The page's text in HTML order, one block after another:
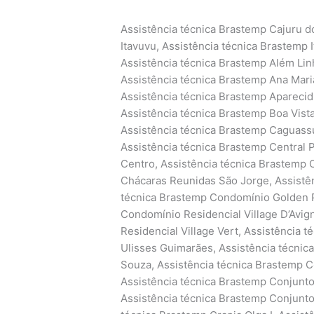
Assistência técnica Brastemp Cajuru do Sul, Éden, Assistência técnica Brastemp Habiteto Itavuvu, Assistência técnica Brastemp Itinga, Assistência técnica Brastemp bom jesus, Assistência técnica Brastemp Além Linha, Assistência técnica Brastemp Além Ponte, Assistência técnica Brastemp Ana Maria, Assistência técnica Brastemp Aparecida, Assistência técnica Brastemp Aparecidinha, Assistência técnica Brastemp Vossoroca, Assistência técnica Brastemp Boa Vista, Assistência técnica Brastemp Brigadeiro Tobias, Assistência técnica Brastemp Caguassu, Assistência técnica Brastemp Caputera, Assistência técnica Brastemp Central Parque Sorocaba, Assistência técnica Brastemp Centro, Assistência técnica Brastemp Chácara Três Marias, Assistência técnica Brastemp Chácaras Reunidas São Jorge, Assistência técnica Brastemp Cidade Jardim, Assistência técnica Brastemp Condomínio Golden Park Residence, Assistência técnica Brastemp Condomínio Residencial Village D’Avignon, Assistência técnica Brastemp Condomínio Residencial Village Vert, Assistência técnica Brastemp Conjunto Habitacional Doutor Ulisses Guimarães, Assistência técnica Brastemp Conjunto Habitacional Herbert de Souza, Assistência técnica Brastemp Conjunto Habitacional Júlio de Mesquita Filho, Assistência técnica Brastemp Conjunto Habitacional Professor Benedicto Cleto, Assistência técnica Brastemp Conjunto Residencial Jardim Villagio Torino, Assistência técnica Brastemp Granja Olga I, Assistência técnica Brastemp Granja Olga II, Assistência técnica Brastemp Granja Olga III, Assistência técnica Brastemp Habiteto – Ana Paula Eleutério, Assistência técnica Brastemp Horto Florestal, Assistência técnica Brastemp Ibiti Royal Park, Assistência técnica Brastemp Inhayba, Assistência técnica Brastemp Ipanema das Pedras, Assistência técnica Brastemp Ipanema do Meio, Assistência técnica Brastemp Ipanema Ville, Assistência técnica Brastemp Ipatinga, Assistência técnica Brastemp Ipiranga, Assistência técnica Brastemp Iporanga, Assistência técnica Brastemp Itavuvu, Assistência técnica Brastemp Jardim Abaeté, Assistência técnica Brastemp Jardim Abatiá, Assistência técnica Brastemp Jardim Aeroporto, Assistência técnica Brastemp Jardim Alegria, Assistência técnica Brastemp Jardim Alpes de Sorocaba, Assistência técnica Brastemp Jardim Altos do Itavuvu, Assistência técnica Brastemp Jardim Alvorada, Assistência técnica Brastemp Jardim Amalia, Assistência técnica Brastemp Jardim América, Assistência técnica Brastemp Jardim Americano, Assistência técnica Brastemp Jardim Ana Maria, Assistência técnica Brastemp Jardim Astro, Assistência técnica Brastemp Jardim Atílio Silvano, Assistência técnica Brastemp Jardim Avore Pilungo, Assistência técnica Brastemp Jardim Bandeirantes, Assistência técnica Brastemp Jardim Bertanha, Assistência técnica Brastemp Jardim Betânia, Assistência técnica Brastemp Jardim Boa Esperança, Assistência técnica Brastemp Jardim Bonsucesso, Assistência técnica Brastemp Jardim Botucatu, Assistência técnica Brastemp Jardim Brasilândia, Assistência técnica Brastemp Jardim Califórnia, Assistência técnica Brastemp Jardim Camila, Assistência técnica Brastemp Jardim Campos do Conde II, Assistência técnica Brastemp Jardim Capitão, Assistência técnica Brastemp Jardim Carolina, Assistência técnica Brastemp Jardim Casa Branca, Assistência técnica Brastemp Jardim Celeste, Assistência técnica Brastemp Jardim Constantino Matucci, Assistência técnica Brastemp Jardim Copaíba, Assistência técnica Brastemp Jardim Cruzeiro do Sul, Assistência técnica Brastemp Jardim das Acácias, Assistência técnica Brastemp Jardim das Azaléias, Assistência técnica Brastemp Jardim das Estrelas, Assistência técnica Brastemp Jardim das Flores, Assistência técnica Brastemp Jardim das Magnólias, Assistência técnica Brastemp Jardim do Carmo, Assistência técnica Brastemp Jardim do Paço, Assistência técnica Brastemp Jardim do Sol, Assistência técnica Brastemp Jardim Dois Corações, Assistência técnica Brastemp Jardim dos Estados, Assistência técnica Brastemp Jardim dos Pássaros, Assistência técnica Brastemp Jardim Eden Ville, Assistência técnica Brastemp Jardim Edgar Marques, Assistência técnica Brastemp Jardim Eliana, Assistência técnica Brastemp Jardim